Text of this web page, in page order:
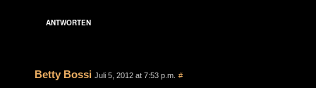
ANTWORTEN
Betty Bossi Juli 5, 2012 at 7:53 p.m. #